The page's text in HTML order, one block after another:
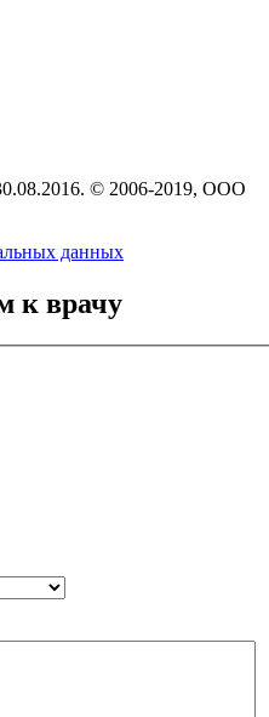
© 2006-2019, ООО
данных
к врачу